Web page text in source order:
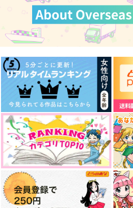
サンプル
作品詳細
サンプル
作品詳細